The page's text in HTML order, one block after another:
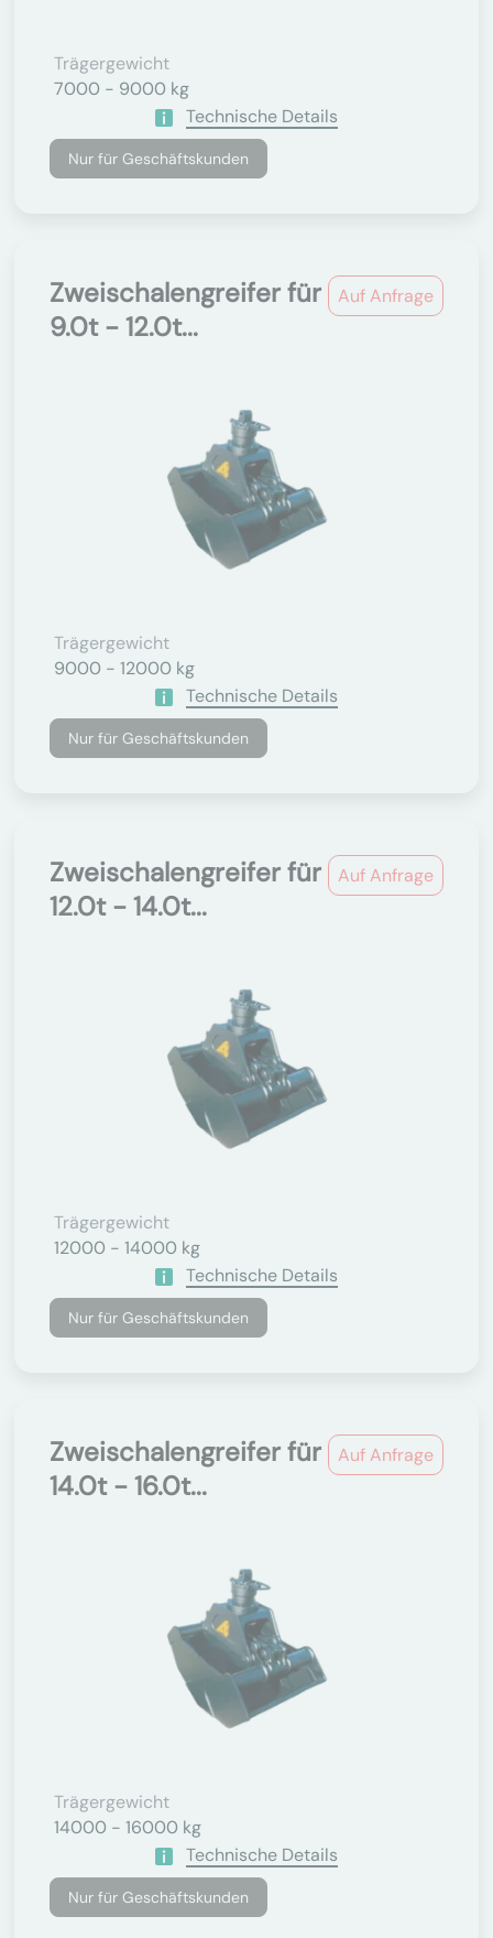
Trägergewicht
7000 - 9000 kg
Technische Details
Nur für Geschäftskunden
Auf Anfrage
Zweischalengreifer für
9.0t - 12.0t...
Trägergewicht
9000 - 12000 kg
Technische Details
Nur für Geschäftskunden
Auf Anfrage
Zweischalengreifer für
12.0t - 14.0t...
Trägergewicht
12000 - 14000 kg
Technische Details
Nur für Geschäftskunden
Auf Anfrage
Zweischalengreifer für
14.0t - 16.0t...
Trägergewicht
14000 - 16000 kg
Technische Details
Nur für Geschäftskunden